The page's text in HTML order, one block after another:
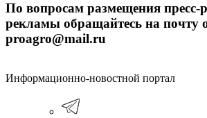
По вопросам размещения пресс-
рекламы обращайтесь на почту
proagro@mail.ru
Информационно-новостной портал